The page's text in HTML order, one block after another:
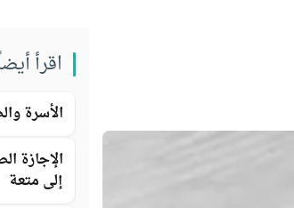
اقرأ
الأسرة
الإجازة
إلى متعة